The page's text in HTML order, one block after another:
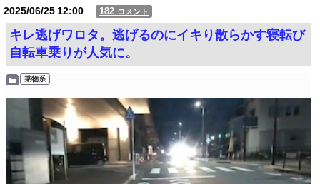
2025/06/2512:00 182 コメント
キレ逃げワロタ。逃げるのにイキり散らかす寝転び
自転車乗りが人気に。
乗物系